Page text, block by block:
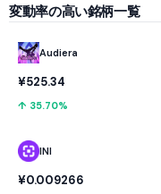
変動率の高い銘柄一覧
Audiera
¥525.34
↑ 35.70%
INI
¥0.009266